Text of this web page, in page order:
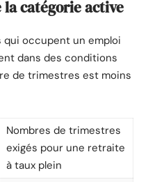
catégorie active
occupent un emploi
dans des conditions
de trimestres est moins
Nombres de trimestres
exigés pour une retraite
à taux plein